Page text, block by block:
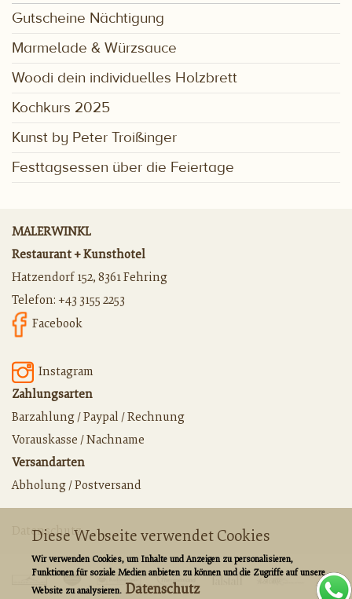
Gutscheine Nächtigung
Marmelade & Würzsauce
Woodi dein individuelles Holzbrett
Kochkurs 2025
Kunst by Peter Troißinger
Festtagsessen über die Feiertage
MALERWINKL
Restaurant + Kunsthotel
Hatzendorf 152, 8361 Fehring
Telefon: +43 3155 2253
Facebook
Instagram
Zahlungsarten
Barzahlung / Paypal / Rechnung
Vorauskasse / Nachname
Versandarten
Abholung / Postversand
Datenschutz
Diese Webseite verwendet Cookies
Wir verwenden Cookies, um Inhalte und Anzeigen zu personalisieren,
Funktionen für soziale Medien anbieten zu können und die Zugriffe auf unsere
Website zu analysieren. Datenschutz